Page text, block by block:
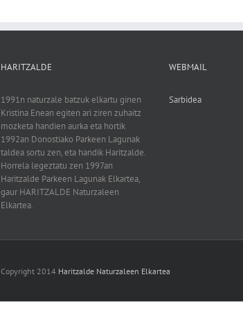
HARITZALDE
1991n naturzale batzuk elkartu ginen
Kristina Enean egiten ari ziren zuhaitz
mozketa handien aurka eta hortik
1992an Donostiako Parkeen Lagunak
taldea sortu zen, eta handik Haritzalde.
Horrela legeztatu zen 1997an
Haritzalde Parkeen Lagunak Elkartea,
gaur HARITZALDE Naturzaleen
Elkartea.
WEBMAIL
Sarbidea
Copyright 2014 Haritzalde Naturzaleen Elkartea